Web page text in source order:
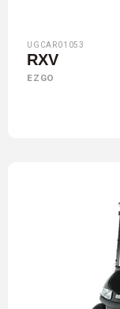
UGCAR01053
RXV
EZGO